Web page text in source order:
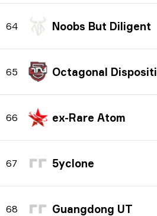
64 Noobs But Diligent
65 Octagonal Disposition
66 ex-Rare Atom
67 5yclone
68 Guangdong UT